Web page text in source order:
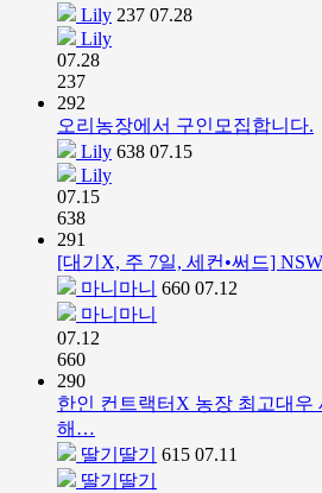
Lily 237 07.28
Lily
07.28
237
292
오리농장에서 구인모집합니다.
Lily 638 07.15
Lily
07.15
638
291
[대기X, 주 7일, 세컨•써드]
마니마니 660 07.12
마니마니
07.12
660
290
한인 컨트랙터X 농장 최고대우
해…
딸기딸기
615 07.11
딸기딸기